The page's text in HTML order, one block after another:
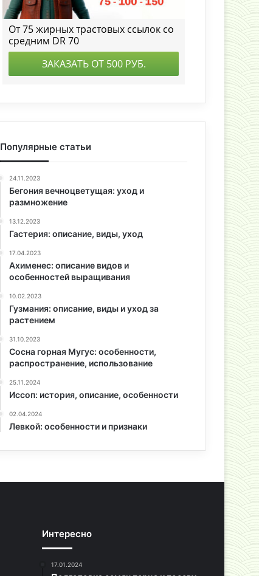
Популярные статьи
24.11.2023
Бегония вечноцветущая: уход и
размножение
13.12.2023
Гастерия: описание, виды, уход
17.04.2023
Ахименес: описание видов и
особенностей выращивания
10.02.2023
Гузмания: описание, виды и уход за
растением
31.10.2023
Сосна горная Мугус: особенности,
распространение, использование
25.11.2024
Иссоп: история, описание, особенности
02.04.2024
Левкой: особенности и признаки
Интересно
17.01.2024